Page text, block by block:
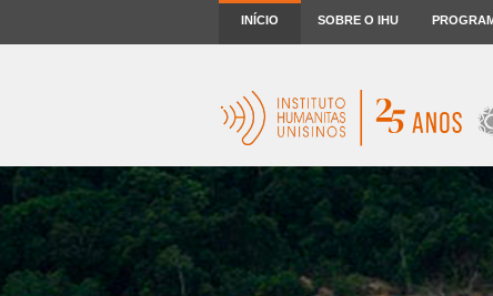
INÍCIO SOBRE O IHU